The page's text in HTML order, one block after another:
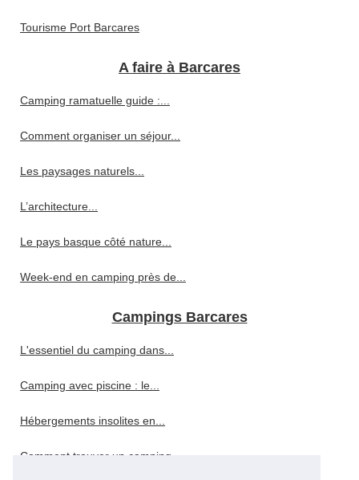
Tourisme Port Barcares
A faire à Barcares
Camping ramatuelle guide :...
Comment organiser un séjour...
Les paysages naturels...
L’architecture...
Le pays basque côté nature...
Week-end en camping près de...
Campings Barcares
L'essentiel du camping dans...
Camping avec piscine : le...
Hébergements insolites en...
Comment trouver un camping...